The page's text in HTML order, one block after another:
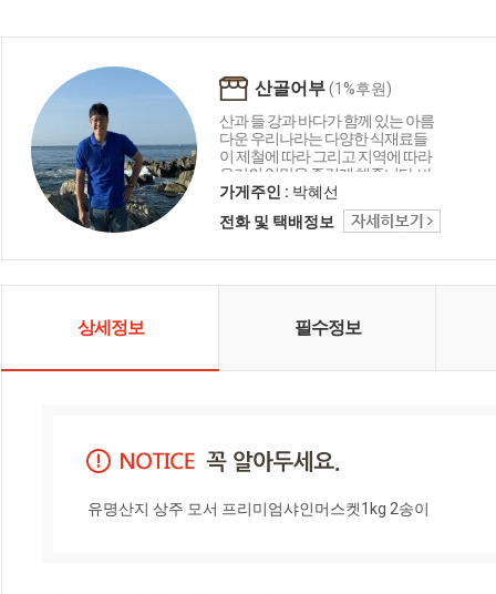
산골어부(1%후원)
산과 들 강과 바다가 함께 있는 아름
다운 우리나라는 다양한 식재료들
이 제철에 따라 그리고 지역에 따라
우리의 입맛을 즐겁게 해줍니다. 바
다의 재료로 함께 만드는 요리들은
언제나 우리의 맛에 감칠맛과 부드
러움 그리고 음식이 문화로 발전하
골어부는 바다와 자연을 담고 그리
가게주인 : 박혜선
전화 및 택배정보
상세정보 필수정보
유명산지 상주 모서 프리미엄샤인머스켓1kg 2송이